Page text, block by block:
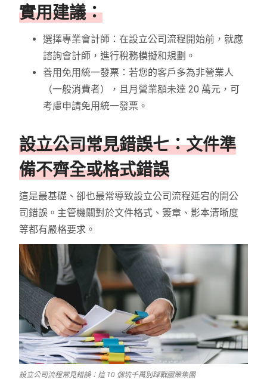
實用建議：
選擇專業會計師：在設立公司流程開始前，就應
諮詢會計師，進行稅務模擬和規劃。
善用免用統一發票：若您的客戶多為非營業人
（一般消費者），且月營業額未達 20 萬元，可
考慮申請免用統一發票。
設立公司常見錯誤七：文件準
備不齊全或格式錯誤
這是最基礎、卻也最常導致設立公司流程延宕的開公
司錯誤。主管機關對於文件格式、簽章、影本清晰度
等都有嚴格要求。
設立公司流程常見錯誤：這 10 個坑千萬別踩戰國策集團